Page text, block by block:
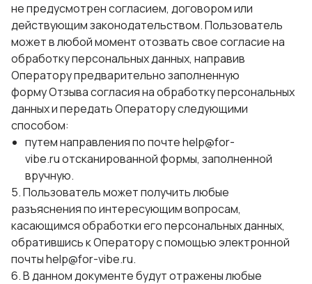
не предусмотрен согласием, договором или
действующим законодательством. Пользователь
может в любой момент отозвать свое согласие на
обработку персональных данных, направив
Оператору предварительно заполненную
форму Отзыва согласия на обработку персональных
данных и передать Оператору следующими
способом:
путем направления по почте help@for-
vibe.ru отсканированной формы, заполненной
вручную.
5. Пользователь может получить любые
разъяснения по интересующим вопросам,
касающимся обработки его персональных данных,
обратившись к Оператору с помощью электронной
почты help@for-vibe.ru.
6. В данном документе будут отражены любые